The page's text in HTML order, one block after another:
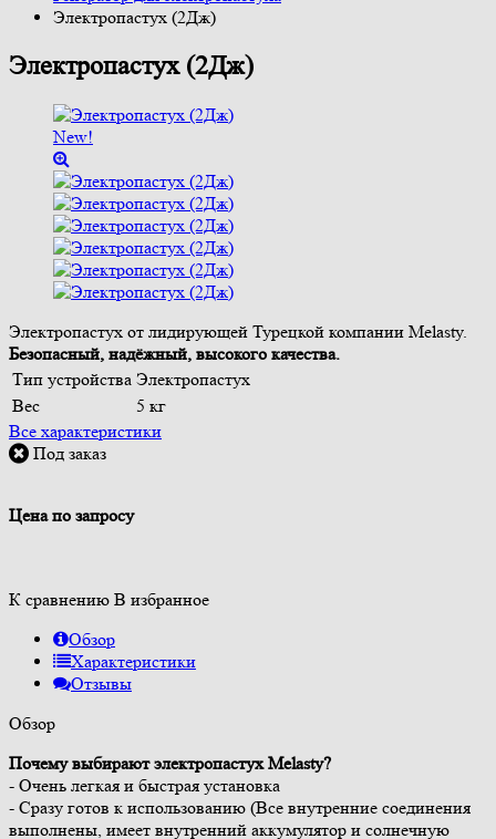
Электропастух (2Дж)
Электропастух (2Дж)
New!
Электропастух от лидирующей Турецкой компании Melasty.
Безопасный, надёжный, высокого качества.
Тип устройства Электропастух
Вес
5 кг
Все характеристики
Под заказ
Цена по запросу
К сравнению В избранное
Обзор
Характеристики
Отзывы
Обзор
Почему выбирают электропастух Melasty?
- Очень легкая и быстрая установка
- Сразу готов к использованию (Все внутренние соединения
выполнены, имеет внутренний аккумулятор и солнечную